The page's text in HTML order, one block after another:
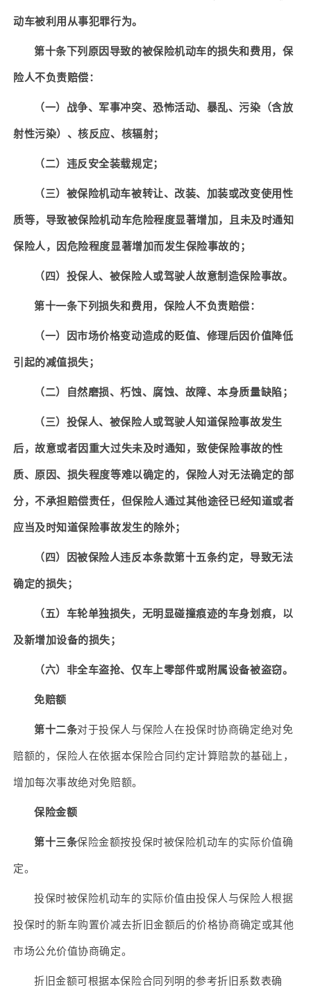
动车被利用从事犯罪行为。
第十条下列原因导致的被保险机动车的损失和费用，保
险人不负责赔偿：
（一）战争、军事冲突、恐怖活动、暴乱、污染（含放
射性污染）、核反应、核辐射；
（二）违反安全装载规定；
（三）被保险机动车被转让、改装、加装或改变使用性
质等，导致被保险机动车危险程度显著增加，且未及时通知
保险人，因危险程度显著增加而发生保险事故的；
（四）投保人、被保险人或驾驶人故意制造保险事故。
第十一条下列损失和费用，保险人不负责赔偿：
（一）因市场价格变动造成的贬值、修理后因价值降低
引起的减值损失；
（二）自然磨损、朽蚀、腐蚀、故障、本身质量缺陷；
（三）投保人、被保险人或驾驶人知道保险事故发生
后，故意或者因重大过失未及时通知，致使保险事故的性
质、原因、损失程度等难以确定的，保险人对无法确定的部
分，不承担赔偿责任，但保险人通过其他途径已经知道或者
应当及时知道保险事故发生的除外；
（四）因被保险人违反本条款第十五条约定，导致无法
确定的损失；
（五） 车轮单独损失，无明显碰撞痕迹的车身划痕，以
及新增加设备的损失；
（六） 非全车盗抢、仅车上零部件或附属设备被盗窃。
免赔额
第十二条对于投保人与保险人在投保时协商确定绝对免
赔额的，保险人在依据本保险合同约定计算赔款的基础上，
增加每次事故绝对免赔额。
保险金额
第十三条保险金额按投保时被保险机动车的实际价值确
定。
投保时被保险机动车的实际价值由投保人与保险人根据
投保时的新车购置价减去折旧金额后的价格协商确定或其他
市场公允价值协商确定。
折旧金额可根据本保险合同列明的参考折旧系数表确